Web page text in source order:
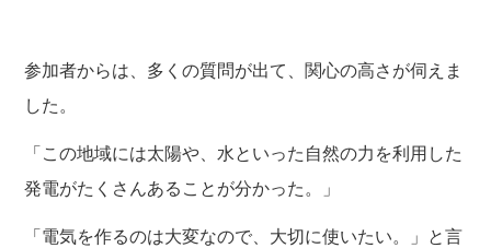
参加者からは、多くの質問が出て、関心の高さが伺えま
した。
「この地域には太陽や、水といった自然の力を利用した
発電がたくさんあることが分かった。」
「電気を作るのは大変なので、大切に使いたい。」と言